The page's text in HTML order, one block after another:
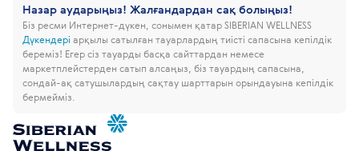
Назар аударыңыз! Жалғандардан сақ болыңыз!
Біз ресми Интернет-дүкен, сонымен қатар SIBERIAN WELLNESS
Дүкендері арқылы сатылған тауарлардың тиісті сапасына кепілдік
береміз! Егер сіз тауарды басқа сайттардан немесе
маркетплейстерден сатып алсаңыз, біз тауардың сапасына,
сондай-ақ сатушылардың сақтау шарттарын орындауына кепілдік
бермейміз.